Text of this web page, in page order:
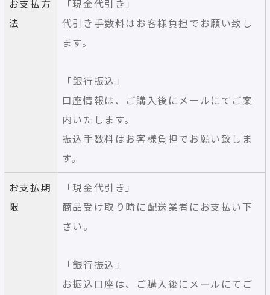
お支払方
法
「現金代引き」
代引き手数料はお客様負担でお願い致し
ます。
「銀行振込」
口座情報は、ご購入後にメールにてご案
内いたします。
振込手数料はお客様負担でお願い致しま
す。
お支払期
限
「現金代引き」
商品受け取り時に配送業者にお支払い下
さい。
「銀行振込」
お振込口座は、ご購入後にメールにてご